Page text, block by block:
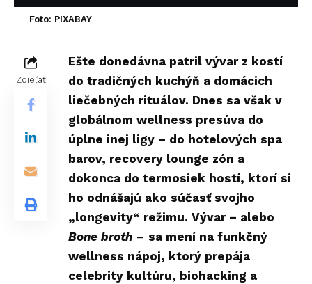
Foto: PIXABAY
Zdieľať
Ešte donedávna patril vývar z kostí
do tradičných kuchýň a domácich
liečebných rituálov. Dnes sa však v
globálnom wellness presúva do
úplne inej ligy – do hotelových spa
barov, recovery lounge zón a
dokonca do termosiek hostí, ktorí si
ho odnášajú ako súčasť svojho
„longevity“ režimu. Vývar – alebo
Bone broth – sa mení na funkčný
wellness nápoj, ktorý prepája
celebrity kultúru, biohacking a